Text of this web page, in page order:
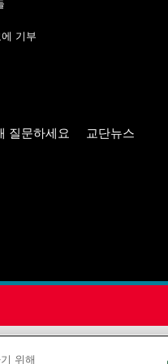
기부
질문하세요 교단뉴스
는 연합감리교회의 기
위해